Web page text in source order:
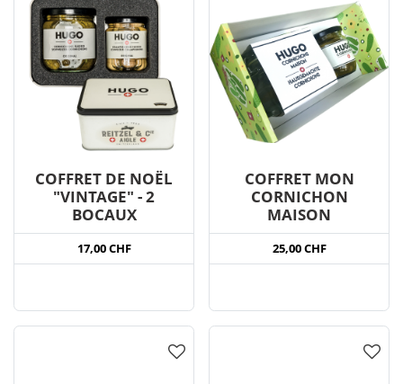
COFFRET DE NOËL
"VINTAGE" - 2
BOCAUX
17,00 CHF
COFFRET MON
CORNICHON
MAISON
25,00 CHF